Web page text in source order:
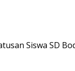
Siswa SD